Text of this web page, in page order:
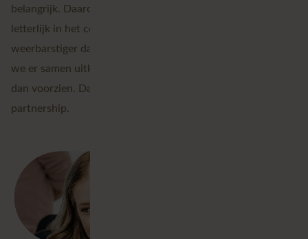
belangrijk. Daarom kijken we niet bij elke vraag wat er
letterlijk in het contract staat. De praktijk is vaak
weerbarstiger dan de theorie. We zijn ervan overtuigd dat
we er samen uitkomen, ook als een situatie anders uitdraait
dan voorzien. Dat is wat wij verstaan onder een
partnership.